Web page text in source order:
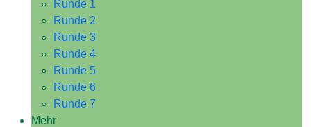
Runde 1
Runde 2
Runde 3
Runde 4
Runde 5
Runde 6
Runde 7
Mehr